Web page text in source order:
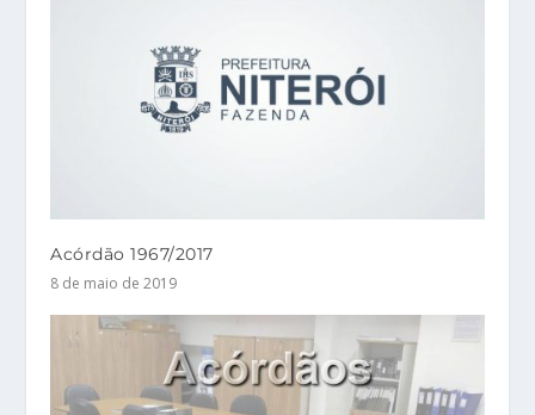
Acórdão 1967/2017
8 de maio de 2019